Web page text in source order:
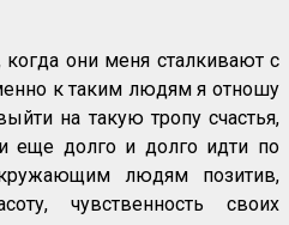
когда они меня сталкивают с
к таким людям я отношу
на такую тропу счастья,
еще долго и долго идти по
людям позитив,
чувственность своих